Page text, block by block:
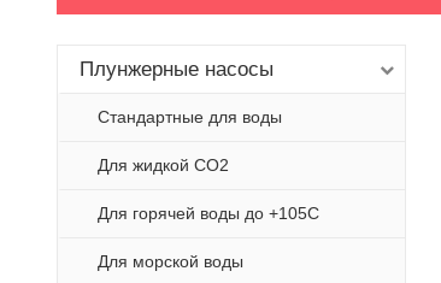
Плунжерные насосы
Стандартные для воды
Для жидкой СО2
Для горячей воды до +105С
Для морской воды